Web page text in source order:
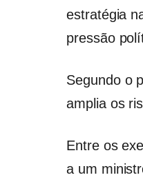
estratégia
pressão
Segundo o
amplia os
Entre os
a um